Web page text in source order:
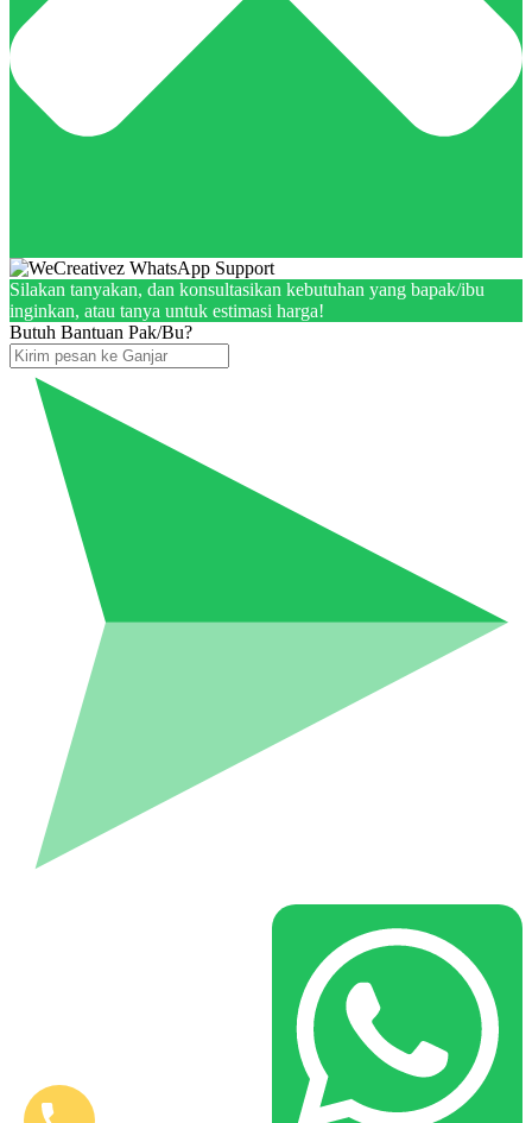
Silakan tanyakan, dan konsultasikan kebutuhan yang bapak/ibu
inginkan, atau tanya untuk estimasi harga!
Butuh Bantuan Pak/Bu?